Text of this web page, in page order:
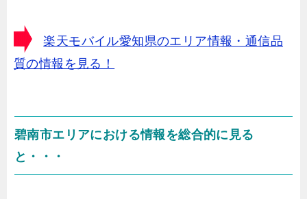
楽天モバイル愛知県のエリア情報・通信品
質の情報を見る！
碧南市エリアにおける情報を総合的に見る
と・・・